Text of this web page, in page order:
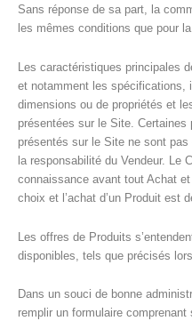
Sans réponse de sa part, la
les mêmes conditions que pour
Les caractéristiques principales
et notamment les spécifications,
dimensions ou de propriétés et
présentées sur le Site. Certaines
présentés sur le Site ne sont
la responsabilité du Vendeur. Le
connaissance avant tout Achat
choix et l’achat d’un Produit est
Les offres de Produits
disponibles, tels que précisés lors
Dans un souci de bonne
remplir un formulaire